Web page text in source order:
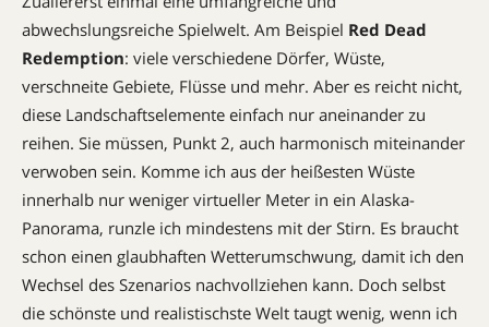
abwechslungsreiche Spielwelt. Am Beispiel Red Dead
Redemption: viele verschiedene Dörfer, Wüste,
verschneite Gebiete, Flüsse und mehr. Aber es reicht nicht,
diese Landschaftselemente einfach nur aneinander zu
reihen. Sie müssen, Punkt 2, auch harmonisch miteinander
verwoben sein. Komme ich aus der heißesten Wüste
innerhalb nur weniger virtueller Meter in ein Alaska-
Panorama, runzle ich mindestens mit der Stirn. Es braucht
schon einen glaubhaften Wetterumschwung, damit ich den
Wechsel des Szenarios nachvollziehen kann. Doch selbst
die schönste und realistischste Welt taugt wenig, wenn ich